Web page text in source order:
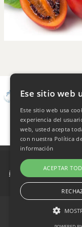
Copyright © 2026
internetísimo.com
Ese sitio web
Este sitio web usa
experiencia del
web, usted acepta
con nuestra Política
información
ACEPTAR